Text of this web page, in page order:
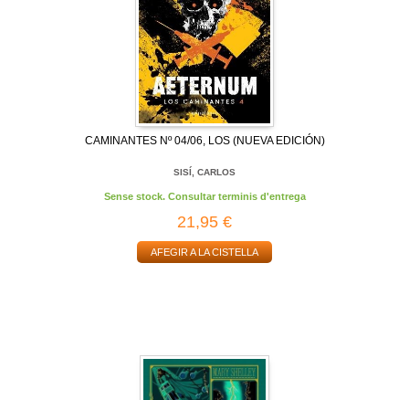
CAMINANTES Nº 04/06, LOS (NUEVA EDICIÓN)
SISÍ, CARLOS
Sense stock. Consultar terminis d'entrega
21,95 €
AFEGIR A LA CISTELLA